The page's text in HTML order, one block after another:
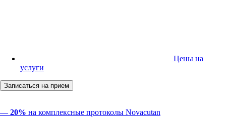
Цены на
услуги
Записаться на прием
— 20% на комплексные протоколы Novacutan